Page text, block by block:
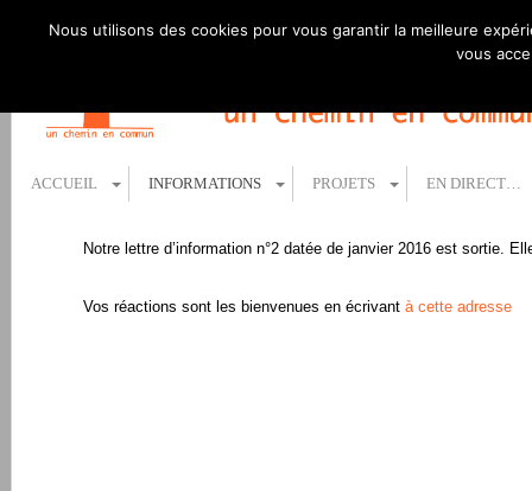
ACCUEIL INFORMATIONS PROJETS EN DIRECT…
Notre lettre d’information n°2 datée de janvier 2016 est sortie.
Vos réactions sont les bienvenues en écrivant à cette adresse
Nous utilisons des cookies pour vous garantir la meilleure
vous